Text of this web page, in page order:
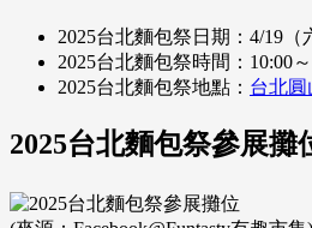
2025台北麵包祭日期：4/19（
2025台北麵包祭時間：10:00
2025台北麵包祭地點： 台北
2025台北麵包祭參展攤